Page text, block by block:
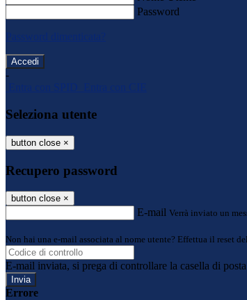
Password
Password dimenticata?
-
Entra con SPID
Entra con CIE
Seleziona utente
button close ×
Recupero password
button close ×
E-mail Verrà inviato un
Non hai una e-mail associata al nome utente? Effettua il reset
E-mail inviata, si prega di controllare la casella di
Errore